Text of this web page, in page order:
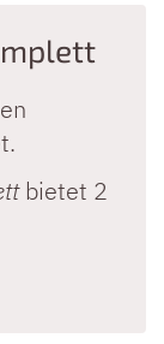
bietet 2